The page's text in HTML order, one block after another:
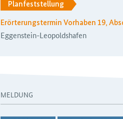
Planfeststellung
Erörterungstermin Vorhaben 19,
Eggenstein-Leopoldshafen
MELDUNG